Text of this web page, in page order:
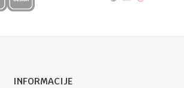
INFORMACIJE